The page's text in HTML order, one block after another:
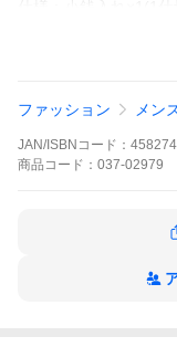
人 20代 30代 40代 50
ファッション メン
JAN/ISBNコード：
商品 コード： 037-02979